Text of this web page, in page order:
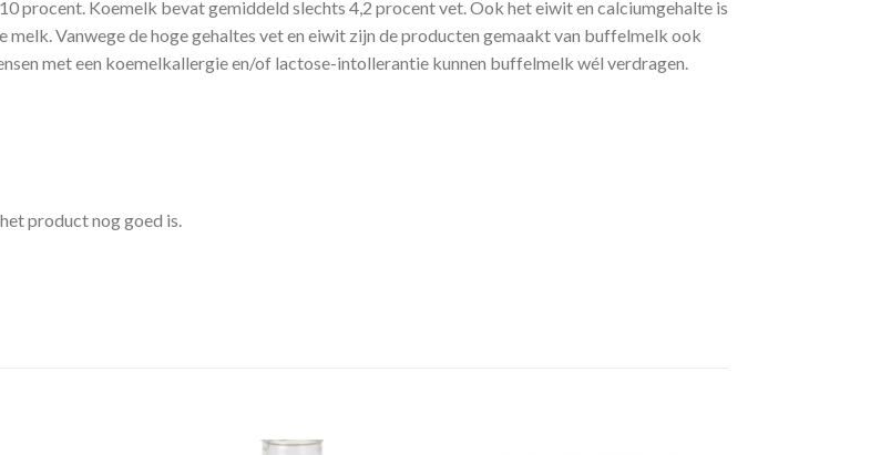
procent. Koemelk bevat gemiddeld slechts 4,2 procent vet. Ook het eiwit en calciumgehalte is
Vanwege de hoge gehaltes vet en eiwit zijn de producten gemaakt van buffelmelk ook
met een koemelkallergie en/of lactose-intollerantie kunnen buffelmelk wél verdragen.
product nog goed is.